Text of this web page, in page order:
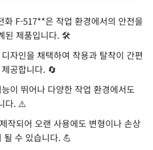
화 F-517**은 작업 환경에서의 안전을
된 제품입니다. 🛠️
자인을 채택하여 착용과 탈착이 간편
공합니다. 🔄
이 뛰어나 다양한 작업 환경에서도
다. ⚠️
작되어 오랜 사용에도 변형이나 손상
될 수 있습니다. 💪